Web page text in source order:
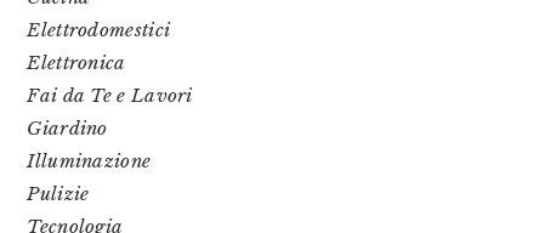
Elettrodomestici
Elettronica
Fai da Te e Lavori
Giardino
Illuminazione
Pulizie
Tecnologia